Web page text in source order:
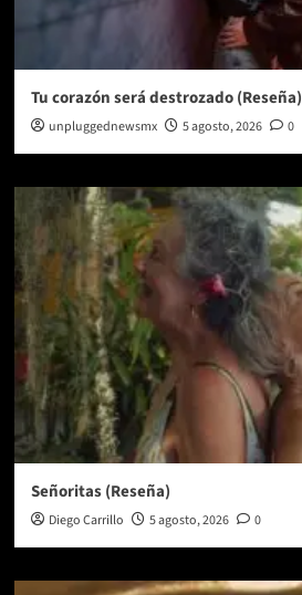
Tu corazón será destrozado (Reseña)
unpluggednewsmx 5 agosto, 2026 0
Señoritas (Reseña)
Diego Carrillo 5 agosto, 2026 0